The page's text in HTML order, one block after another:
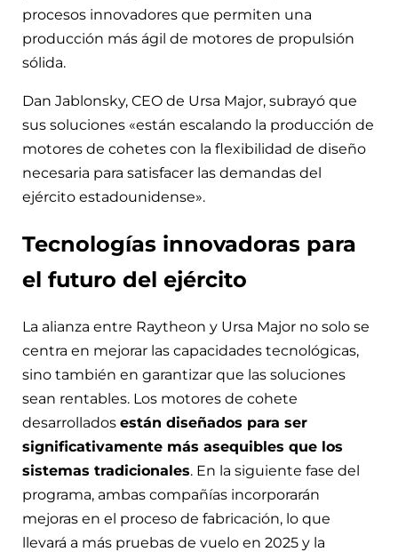
procesos innovadores que permiten una
producción más ágil de motores de propulsión
sólida.
Dan Jablonsky, CEO de Ursa Major, subrayó que
sus soluciones «están escalando la producción de
motores de cohetes con la flexibilidad de diseño
necesaria para satisfacer las demandas del
ejército estadounidense».
Tecnologías innovadoras para
el futuro del ejército
La alianza entre Raytheon y Ursa Major no solo se
centra en mejorar las capacidades tecnológicas,
sino también en garantizar que las soluciones
sean rentables. Los motores de cohete
desarrollados están diseñados para ser
significativamente más asequibles que los
sistemas tradicionales. En la siguiente fase del
programa, ambas compañías incorporarán
mejoras en el proceso de fabricación, lo que
llevará a más pruebas de vuelo en 2025 y la